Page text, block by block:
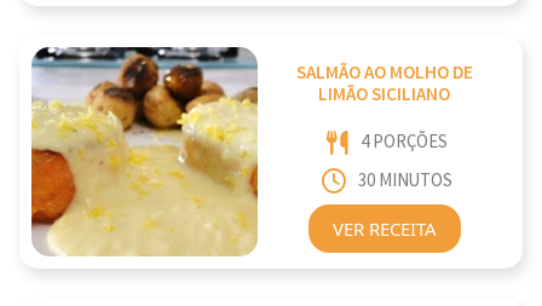
SALMÃO AO MOLHO DE
LIMÃO SICILIANO
4 PORÇÕES
30 MINUTOS
VER RECEITA